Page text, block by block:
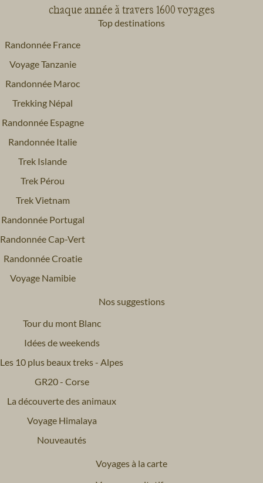
chaque année à travers 1600 voyages
Top destinations
Randonnée France
Voyage Tanzanie
Randonnée Maroc
Trekking Népal
Randonnée Espagne
Randonnée Italie
Trek Islande
Trek Pérou
Trek Vietnam
Randonnée Portugal
Randonnée Cap-Vert
Randonnée Croatie
Voyage Namibie
Nos suggestions
Tour du mont Blanc
Idées de weekends
Les 10 plus beaux treks - Alpes
GR20 - Corse
La découverte des animaux
Voyage Himalaya
Nouveautés
Voyages à la carte